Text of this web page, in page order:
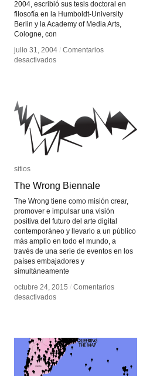
2004, escribió sus tesis doctoral en
filosofía en la Humboldt-University
Berlin y la Academy of Media Arts,
Cologne, con
julio 31, 2004 / Comentarios
desactivadosen
julio 31, 2004 / Comentarios
desactivadosen
sitios
The Wrong Biennale
The Wrong tiene como misión crear,
promover e impulsar una visión
positiva del futuro del arte digital
contemporáneo y llevarlo a un público
más amplio en todo el mundo, a
través de una serie de eventos en los
países embajadores y
simultáneamente
octubre 24, 2015 / Comentarios
desactivadosen
sitios
The Wrong Biennale
octubre 24, 2015 / Comentarios
desactivadosen